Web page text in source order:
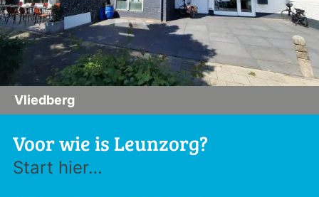
Vliedberg
Voor wie is Leunzorg?
Start hier…